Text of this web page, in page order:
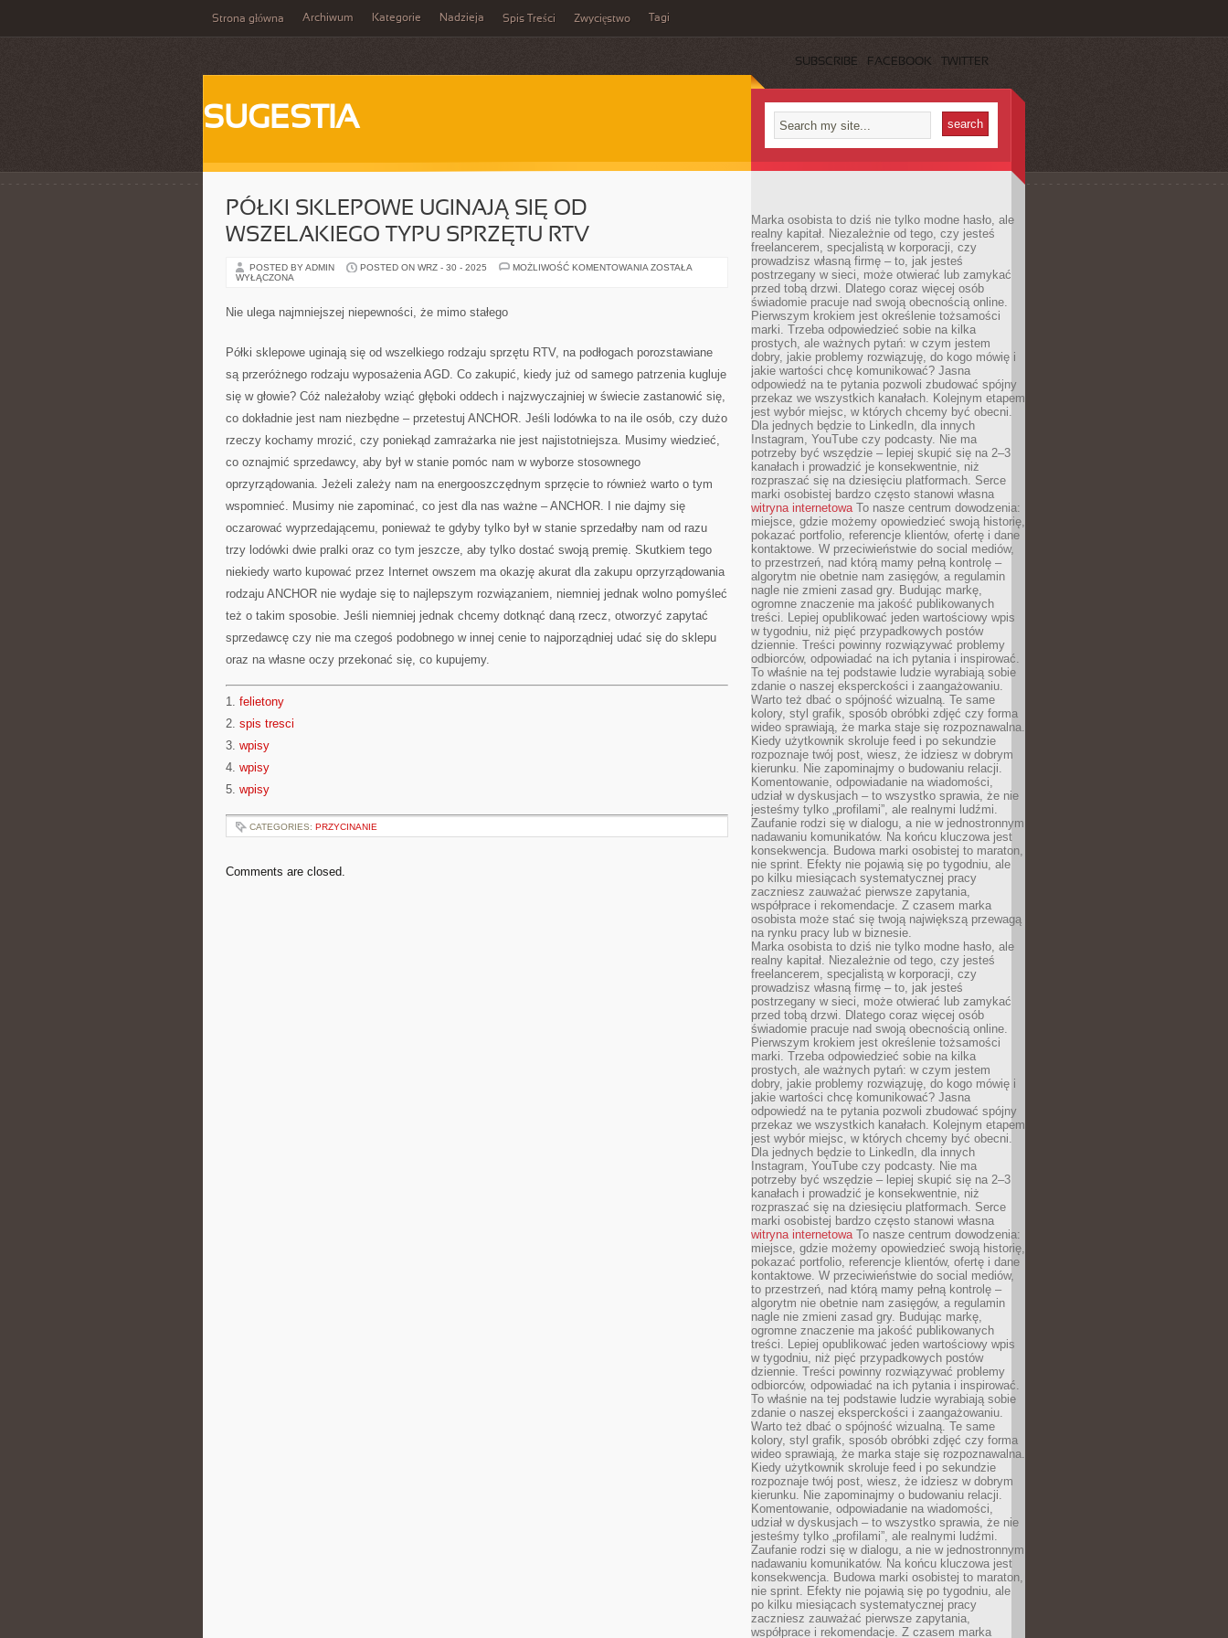
Strona główna Archiwum Kategorie Nadzieja Spis Treści Zwycięstwo Tagi
SUBSCRIBE FACEBOOK TWITTER
SUGESTIA
PÓŁKI SKLEPOWE UGINAJĄ SIĘ OD
WSZELAKIEGO TYPU SPRZĘTU RTV
POSTED BY ADMIN POSTED ON WRZ - 30 - 2025 MOŻLIWOŚĆ KOMENTOWANIA PÓŁKI
ZOSTAŁA
WYŁĄCZONA
Nie ulega najmniejszej niepewności, że mimo stałego
Półki sklepowe uginają się od wszelkiego rodzaju sprzętu RTV, na podłogach porozstawiane
są przeróżnego rodzaju wyposażenia AGD. Co zakupić, kiedy już od samego patrzenia kugluje
się w głowie? Cóż należałoby wziąć głęboki oddech i najzwyczajniej w świecie zastanowić się,
co dokładnie jest nam niezbędne – przetestuj ANCHOR. Jeśli lodówka to na ile osób, czy dużo
rzeczy kochamy mrozić, czy poniekąd zamrażarka nie jest najistotniejsza. Musimy wiedzieć,
co oznajmić sprzedawcy, aby był w stanie pomóc nam w wyborze stosownego
oprzyrządowania. Jeżeli zależy nam na energooszczędnym sprzęcie to również warto o tym
wspomnieć. Musimy nie zapominać, co jest dla nas ważne – ANCHOR. I nie dajmy się
oczarować wyprzedającemu, ponieważ te gdyby tylko był w stanie sprzedałby nam od razu
trzy lodówki dwie pralki oraz co tym jeszcze, aby tylko dostać swoją premię. Skutkiem tego
niekiedy warto kupować przez Internet owszem ma okazję akurat dla zakupu oprzyrządowania
rodzaju ANCHOR nie wydaje się to najlepszym rozwiązaniem, niemniej jednak wolno pomyśleć
też o takim sposobie. Jeśli niemniej jednak chcemy dotknąć daną rzecz, otworzyć zapytać
sprzedawcę czy nie ma czegoś podobnego w innej cenie to najporządniej udać się do sklepu
oraz na własne oczy przekonać się, co kupujemy.
1. felietony
2. spis tresci
3. wpisy
4. wpisy
5. wpisy
CATEGORIES: PRZYCINANIE
Comments are closed.
Marka osobista to dziś nie tylko modne hasło, ale
realny kapitał. Niezależnie od tego, czy jesteś
freelancerem, specjalistą w korporacji, czy
prowadzisz własną firmę – to, jak jesteś
postrzegany w sieci, może otwierać lub zamykać
przed tobą drzwi. Dlatego coraz więcej osób
świadomie pracuje nad swoją obecnością online.
Pierwszym krokiem jest określenie tożsamości
marki. Trzeba odpowiedzieć sobie na kilka
prostych, ale ważnych pytań: w czym jestem
dobry, jakie problemy rozwiązuję, do kogo mówię i
jakie wartości chcę komunikować? Jasna
odpowiedź na te pytania pozwoli zbudować spójny
przekaz we wszystkich kanałach. Kolejnym etapem
jest wybór miejsc, w których chcemy być obecni.
Dla jednych będzie to LinkedIn, dla innych
Instagram, YouTube czy podcasty. Nie ma
potrzeby być wszędzie – lepiej skupić się na 2–3
kanałach i prowadzić je konsekwentnie, niż
rozpraszać się na dziesięciu platformach. Serce
marki osobistej bardzo często stanowi własna
witryna internetowaTo nasze centrum dowodzenia:
miejsce, gdzie możemy opowiedzieć swoją historię,
pokazać portfolio, referencje klientów, ofertę i dane
kontaktowe. W przeciwieństwie do social mediów,
to przestrzeń, nad którą mamy pełną kontrolę –
algorytm nie obetnie nam zasięgów, a regulamin
nagle nie zmieni zasad gry. Budując markę,
ogromne znaczenie ma jakość publikowanych
treści. Lepiej opublikować jeden wartościowy wpis
w tygodniu, niż pięć przypadkowych postów
dziennie. Treści powinny rozwiązywać problemy
odbiorców, odpowiadać na ich pytania i inspirować.
To właśnie na tej podstawie ludzie wyrabiają sobie
zdanie o naszej eksperckości i zaangażowaniu.
Warto też dbać o spójność wizualną. Te same
kolory, styl grafik, sposób obróbki zdjęć czy forma
wideo sprawiają, że marka staje się rozpoznawalna.
Kiedy użytkownik skroluje feed i po sekundzie
rozpoznaje twój post, wiesz, że idziesz w dobrym
kierunku. Nie zapominajmy o budowaniu relacji.
Komentowanie, odpowiadanie na wiadomości,
udział w dyskusjach – to wszystko sprawia, że nie
jesteśmy tylko „profilami”, ale realnymi ludźmi.
Zaufanie rodzi się w dialogu, a nie w jednostronnym
nadawaniu komunikatów. Na końcu kluczowa jest
konsekwencja. Budowa marki osobistej to maraton,
nie sprint. Efekty nie pojawią się po tygodniu, ale
po kilku miesiącach systematycznej pracy
zaczniesz zauważać pierwsze zapytania,
współprace i rekomendacje. Z czasem marka
osobista może stać się twoją największą przewagą
na rynku pracy lub w biznesie.
Marka osobista to dziś nie tylko modne hasło, ale
realny kapitał. Niezależnie od tego, czy jesteś
freelancerem, specjalistą w korporacji, czy
prowadzisz własną firmę – to, jak jesteś
postrzegany w sieci, może otwierać lub zamykać
przed tobą drzwi. Dlatego coraz więcej osób
świadomie pracuje nad swoją obecnością online.
Pierwszym krokiem jest określenie tożsamości
marki. Trzeba odpowiedzieć sobie na kilka
prostych, ale ważnych pytań: w czym jestem
dobry, jakie problemy rozwiązuję, do kogo mówię i
jakie wartości chcę komunikować? Jasna
odpowiedź na te pytania pozwoli zbudować spójny
przekaz we wszystkich kanałach. Kolejnym etapem
jest wybór miejsc, w których chcemy być obecni.
Dla jednych będzie to LinkedIn, dla innych
Instagram, YouTube czy podcasty. Nie ma
potrzeby być wszędzie – lepiej skupić się na 2–3
kanałach i prowadzić je konsekwentnie, niż
rozpraszać się na dziesięciu platformach. Serce
marki osobistej bardzo często stanowi własna
witryna internetowaTo nasze centrum dowodzenia:
miejsce, gdzie możemy opowiedzieć swoją historię,
pokazać portfolio, referencje klientów, ofertę i dane
kontaktowe. W przeciwieństwie do social mediów,
to przestrzeń, nad którą mamy pełną kontrolę –
algorytm nie obetnie nam zasięgów, a regulamin
nagle nie zmieni zasad gry. Budując markę,
ogromne znaczenie ma jakość publikowanych
treści. Lepiej opublikować jeden wartościowy wpis
w tygodniu, niż pięć przypadkowych postów
dziennie. Treści powinny rozwiązywać problemy
odbiorców, odpowiadać na ich pytania i inspirować.
To właśnie na tej podstawie ludzie wyrabiają sobie
zdanie o naszej eksperckości i zaangażowaniu.
Warto też dbać o spójność wizualną. Te same
kolory, styl grafik, sposób obróbki zdjęć czy forma
wideo sprawiają, że marka staje się rozpoznawalna.
Kiedy użytkownik skroluje feed i po sekundzie
rozpoznaje twój post, wiesz, że idziesz w dobrym
kierunku. Nie zapominajmy o budowaniu relacji.
Komentowanie, odpowiadanie na wiadomości,
udział w dyskusjach – to wszystko sprawia, że nie
jesteśmy tylko „profilami”, ale realnymi ludźmi.
Zaufanie rodzi się w dialogu, a nie w jednostronnym
nadawaniu komunikatów. Na końcu kluczowa jest
konsekwencja. Budowa marki osobistej to maraton,
nie sprint. Efekty nie pojawią się po tygodniu, ale
po kilku miesiącach systematycznej pracy
zaczniesz zauważać pierwsze zapytania,
współprace i rekomendacje. Z czasem marka